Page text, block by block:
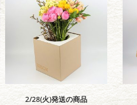
2/28(火)発送の商品